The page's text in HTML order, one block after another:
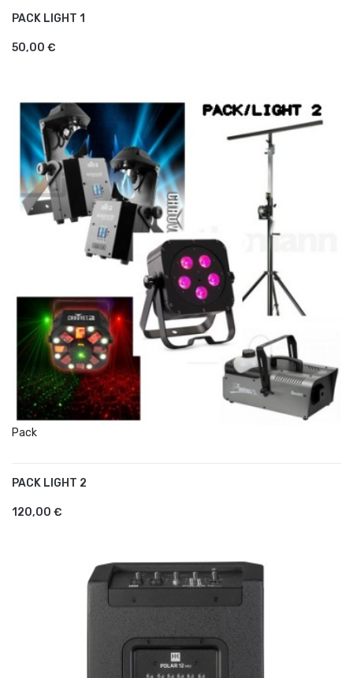
PACK LIGHT 1
50,00 €
Pack
PACK LIGHT 2
120,00 €